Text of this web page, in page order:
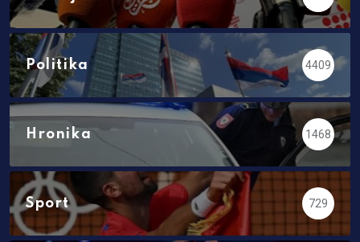
Politika 4409
Hronika 1468
Sport 729